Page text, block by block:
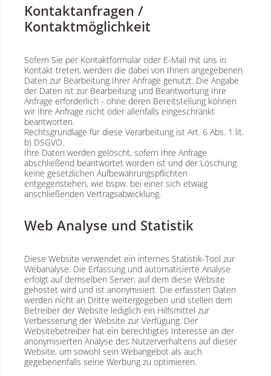
Kontaktanfragen /
Kontaktmöglichkeit
Sofern Sie per Kontaktformular oder E-Mail mit uns in
Kontakt treten, werden die dabei von Ihnen angegebenen
Daten zur Bearbeitung Ihrer Anfrage genutzt. Die Angabe
der Daten ist zur Bearbeitung und Beantwortung Ihre
Anfrage erforderlich - ohne deren Bereitstellung können
wir Ihre Anfrage nicht oder allenfalls eingeschränkt
beantworten.
Rechtsgrundlage für diese Verarbeitung ist Art. 6 Abs. 1 lit.
b) DSGVO.
Ihre Daten werden gelöscht, sofern Ihre Anfrage
abschließend beantwortet worden ist und der Löschung
keine gesetzlichen Aufbewahrungspflichten
entgegenstehen, wie bspw. bei einer sich etwaig
anschließenden Vertragsabwicklung.
Web Analyse und Statistik
Diese Website verwendet ein internes Statistik-Tool zur
Webanalyse. Die Erfassung und automatisierte Analyse
erfolgt auf demselben Server, auf dem diese Website
gehostet wird und ist anonymisiert. Die erfassten Daten
werden nicht an Dritte weitergegeben und stellen dem
Betreiber der Website lediglich ein Hilfsmittel zur
Verbesserung der Website zur Verfügung. Der
Websitebetreiber hat ein berechtigtes Interesse an der
anonymisierten Analyse des Nutzerverhaltens auf dieser
Website, um sowohl sein Webangebot als auch
gegebenenfalls seine Werbung zu optimieren.